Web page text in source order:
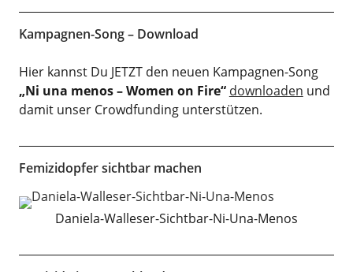
Kampagnen-Song – Download
Hier kannst Du JETZT den neuen Kampagnen-Song
„Ni una menos – Women on Fire“ downloaden und
damit unser Crowdfunding unterstützen.
Femizidopfer sichtbar machen
Daniela-Walleser-Sichtbar-Ni-Una-Menos